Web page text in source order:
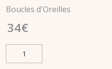
Boucles d'Oreilles
34€